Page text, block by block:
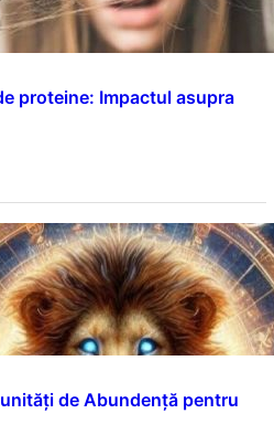
proteine: Impactul asupra
de Abundență pentru